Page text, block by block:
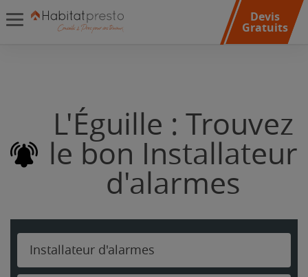
Devis
Gratuits
L'Éguille : Trouvez
le bon Installateur
d'alarmes
Installateur d'alarmes